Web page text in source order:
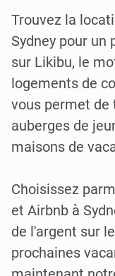
Trouvez la
Sydney pour un
sur Likibu, le
logements de
vous permet
auberges de
maisons de
Choisissez
et Airbnb à
de l'argent sur
prochaines